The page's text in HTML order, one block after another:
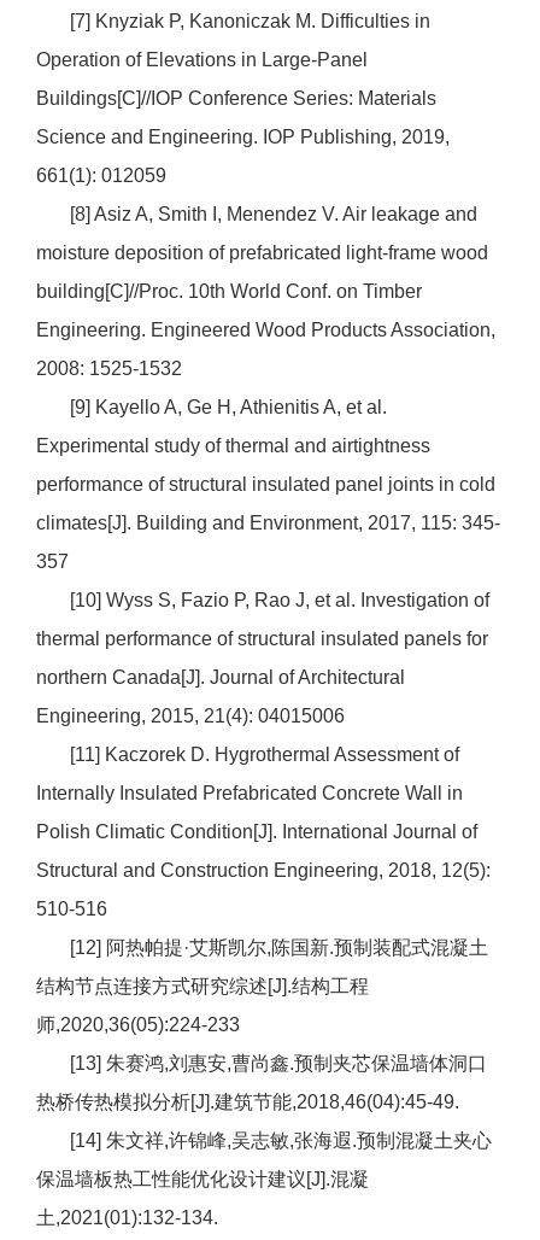
[7] Knyziak P, Kanoniczak M. Difficulties in
Operation of Elevations in Large-Panel
Buildings[C]//IOP Conference Series: Materials
Science and Engineering. IOP Publishing, 2019,
661(1): 012059
[8] Asiz A, Smith I, Menendez V. Air leakage and
moisture deposition of prefabricated light-frame wood
building[C]//Proc. 10th World Conf. on Timber
Engineering. Engineered Wood Products Association,
2008: 1525-1532
[9] Kayello A, Ge H, Athienitis A, et al.
Experimental study of thermal and airtightness
performance of structural insulated panel joints in cold
climates[J]. Building and Environment, 2017, 115: 345-
357
[10] Wyss S, Fazio P, Rao J, et al. Investigation of
thermal performance of structural insulated panels for
northern Canada[J]. Journal of Architectural
Engineering, 2015, 21(4): 04015006
[11] Kaczorek D. Hygrothermal Assessment of
Internally Insulated Prefabricated Concrete Wall in
Polish Climatic Condition[J]. International Journal of
Structural and Construction Engineering, 2018, 12(5):
510-516
[12] 阿热帕提·艾斯凯尔,陈国新.预制装配式混凝土
结构节点连接方式研究综述[J].结构工程
师,2020,36(05):224-233
[13] 朱赛鸿,刘惠安,曹尚鑫.预制夹芯保温墙体洞口
热桥传热模拟分析[J].建筑节能,2018,46(04):45-49.
[14] 朱文祥,许锦峰,吴志敏,张海遐.预制混凝土夹心
保温墙板热工性能优化设计建议[J].混凝
土,2021(01):132-134.